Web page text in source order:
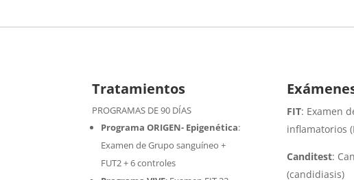
Tratamientos
PROGRAMAS DE 90 DÍAS
Programa ORIGEN- Epigenética:
Examen de Grupo sanguíneo +
FUT2 + 6 controles
FIT: Examen
inflamatorios
Canditest:
(candidiasis)